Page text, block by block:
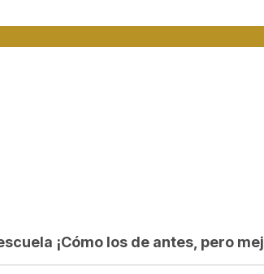
¡Cómo los de antes, pero